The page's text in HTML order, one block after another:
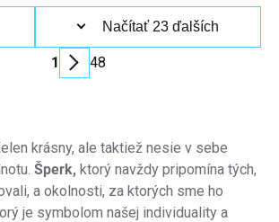
Načítať 23 ďalších
Stránkovanie
1 48
krásny, ale taktiež nesie v sebe
Šperk, ktorý navždy pripomína tých,
a okolnosti, za ktorých sme ho
je symbolom našej individuality a